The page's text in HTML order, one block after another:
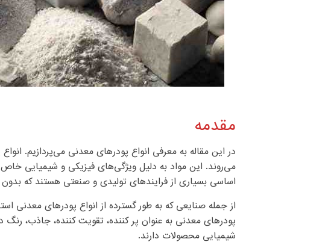
مقدمه
در این مقاله به معرفی انواع پودرهای معدنی می‌پردازیم.
می‌روند. این مواد به دلیل ویژگی‌های فیزیکی و شیمیایی
اساسی بسیاری از فرایندهای تولیدی و صنعتی هستند که
از جمله صنایعی که به طور گسترده از انواع پودرهای معدنی
پودرهای معدنی به عنوان پر کننده، تقویت کننده، جاذب،
شیمیایی محصولات دارند.